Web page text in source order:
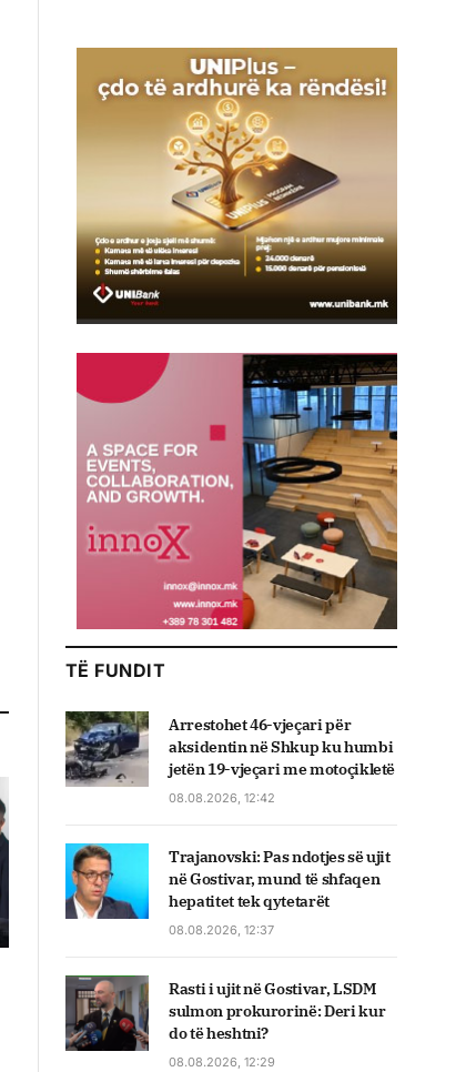
TË FUNDIT
Arrestohet 46-vjeçari për
aksidentin në Shkup ku humbi
jetën 19-vjeçari me motoçikletë
08.08.2026, 12:42
Trajanovski: Pas ndotjes së ujit
në Gostivar, mund të shfaqen
hepatitet tek qytetarët
08.08.2026, 12:37
Rasti i ujit në Gostivar, LSDM
sulmon prokurorinë: Deri kur
do të heshtni?
08.08.2026, 12:29